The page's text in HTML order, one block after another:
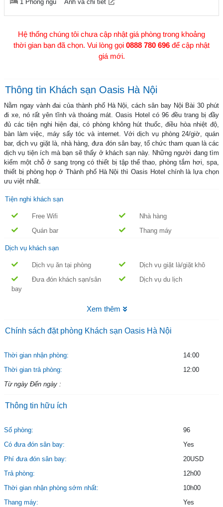
1 Phòng ngủ Ảnh và chi tiết
Hệ thống chúng tôi chưa cập nhật giá phòng trong khoảng
thời gian bạn đã chọn. Vui lòng gọi 0888 780 696 để cập nhật
giá mới.
Thông tin Khách sạn Oasis Hà Nội
Nằm ngay vành đai của thành phố Hà Nội, cách sân bay Nội Bài 30 phút
đi xe, nó rất yên tĩnh và thoáng mát. Oasis Hotel có 96 đều trang bị đầy
đủ các tiện nghi hiện đại, có phòng không hút thuốc, điều hòa nhiệt độ,
bàn làm việc, máy sấy tóc và internet. Với dịch vụ phòng 24/giờ, quán
bar, dịch vụ giặt là, nhà hàng, đưa đón sân bay, tổ chức tham quan là các
dịch vụ tiện ích mà bạn sẽ thấy ở khách sạn này. Những người đang tìm
kiếm một chỗ ở sang trọng có thiết bị tập thể thao, phòng tắm hơi, spa,
thiết bị phòng họp ở Thành phố Hà Nội thì Oasis Hotel chính là lựa chọn
ưu việt nhất.
Tiện nghi khách sạn
Free Wifi
Nhà hàng
Quán bar
Thang máy
Dịch vụ khách sạn
Dịch vụ ăn tại phòng
Dịch vụ giặt là/giặt khô
Đưa đón khách sạn/sân
bay
Dịch vụ du lịch
Xem thêm
Chính sách đặt phòng Khách sạn Oasis Hà Nội
Thời gian nhận phòng:
14:00
Thời gian trả phòng:
12:00
Từ ngày Đến ngày :
Thông tin hữu ích
Số phòng:
96
Có đưa đón sân bay:
Yes
Phí đưa đón sân bay:
20USD
Trả phòng:
12h00
Thời gian nhận phòng sớm nhất:
10h00
Thang máy:
Yes